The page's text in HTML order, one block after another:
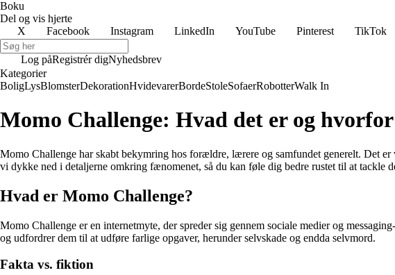
Boku
Del og vis hjerte
X
Facebook Instagram LinkedIn YouTube Pinterest TikTok
Log påRegistrér digNyhedsbrev
Kategorier
BoligLysBlomsterDekorationHvidevarerBordeStoleSofaerRobotterWalk In
Momo Challenge: Hvad det er og
Momo Challenge har skabt bekymring hos forældre, lærere og samfundet generelt. Det
vi dykke ned i detaljerne omkring fænomenet, så du kan føle dig bedre rustet til at tackle
Hvad er Momo Challenge?
Momo Challenge er en internetmyte, der spreder sig gennem sociale medier og
og udfordrer dem til at udføre farlige opgaver, herunder selvskade og endda selvmord.
Fakta vs. fiktion